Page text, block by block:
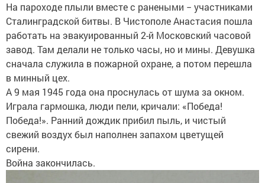
На пароходе плыли вместе с ранеными − участниками
Сталинградской битвы. В Чистополе Анастасия пошла
работать на эвакуированный 2-й Московский часовой
завод. Там делали не только часы, но и мины. Девушка
сначала служила в пожарной охране, а потом перешла
в минный цех.
А 9 мая 1945 года она проснулась от шума за окном.
Играла гармошка, люди пели, кричали: «Победа!
Победа!». Ранний дождик прибил пыль, и чистый
свежий воздух был наполнен запахом цветущей
сирени.
Война закончилась.